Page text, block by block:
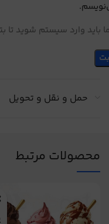
باید وارد سیستم شوید تا
حمل و نقل و تحویل
محصولات مرتبط